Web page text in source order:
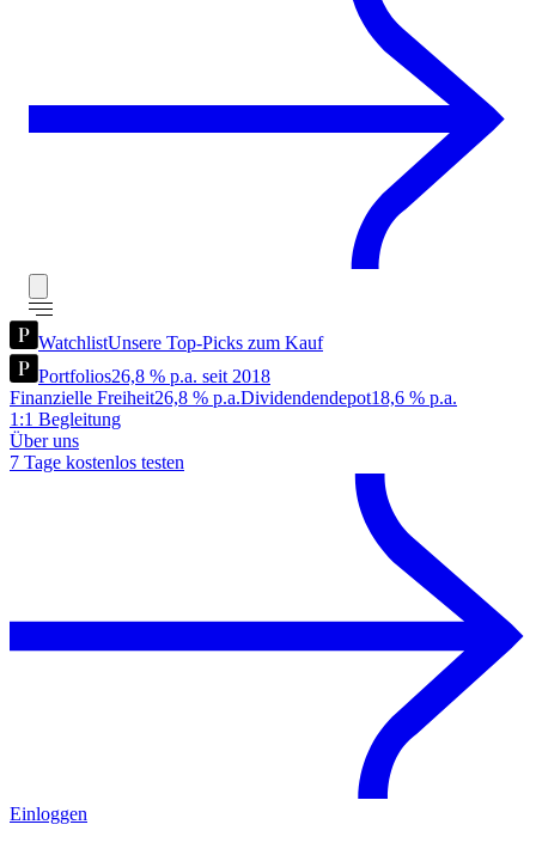
WatchlistUnsere Top-Picks zum Kauf
Portfolios26,8 % p.a. seit 2018
Finanzielle Freiheit26,8 % p.a.Dividendendepot18,6 % p.a.
1:1 Begleitung
Über uns
7 Tage kostenlos testen
Einloggen